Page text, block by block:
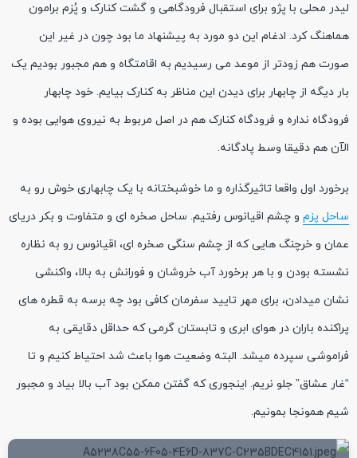
لیدر محلی با پژو برای استقبال فرودگاهی و گشت کنارک و پُزم برامون
هماهنگ کرد. ادغام این دو مورد به پیشنهاد ما بود چون در غیر این
صورت هم زودتر از موعد می رسیدیم به اقامتگاه و هم مجبور بودیم یک
بار دیگه از چابهار برای دیدن این مناظر به کنارک بیایم. خود چابهار
فرودگاه نداره و فرودگاه کنارک هم در اصل مربوط به نیروی هوایی بوده و
الآن هم دقیقا وسط پادگانه.
برخورد اول واقعا تاثیرگذاره و ما خوشبختانه با یک چابهاری خوش رو به
ساحل پزم و چشم اقیانوس رفتیم. ساحل صخره ای و متفاوت و بکر دریای
عمان و خرچنگ هایی که از چشم سنگی صخره ای، اقیانوس رو به نظاره
نشسته بودن و با هر برخورد آب خروشان و فورانش به بالا، واکنشی
نشان میدادن، برای مهر تایید سفرمان کافی بود چه برسه به قطره های
پراکنده باران در هوای ابری و تابستان گرمی که حداقل دقایقی به
فراموشی سپرده میشد. البته وضعیت هوا باعث شد احتیاط کنیم و تا
“غار عشاق” جلو نریم. اینجوری که گفتن ممکن بود آب بالا بیاد و مجبور
شیم همونجا بمونیم.